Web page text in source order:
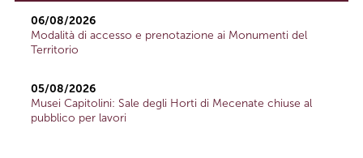
06/08/2026
Modalità di accesso e prenotazione ai Monumenti del
Territorio
05/08/2026
Musei Capitolini: Sale degli Horti di Mecenate chiuse al
pubblico per lavori